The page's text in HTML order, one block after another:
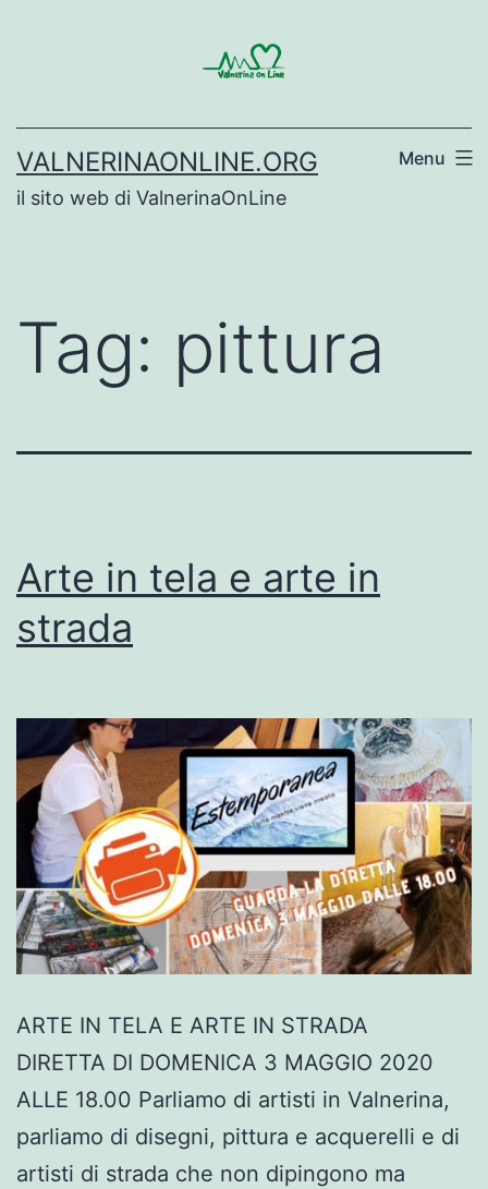
VALNERINAONLINE.ORG
il sito web di ValnerinaOnLine
Menu
Tag: pittura
Arte in tela e arte in
strada
ARTE IN TELA E ARTE IN STRADA
DIRETTA DI DOMENICA 3 MAGGIO 2020
ALLE 18.00 Parliamo di artisti in Valnerina,
parliamo di disegni, pittura e acquerelli e di
artisti di strada che non dipingono ma